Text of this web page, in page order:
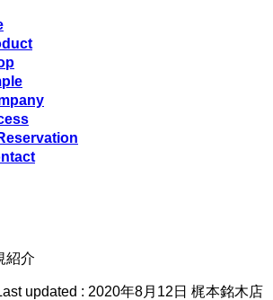
介
updated : 2020年8月12日 梶本銘木店